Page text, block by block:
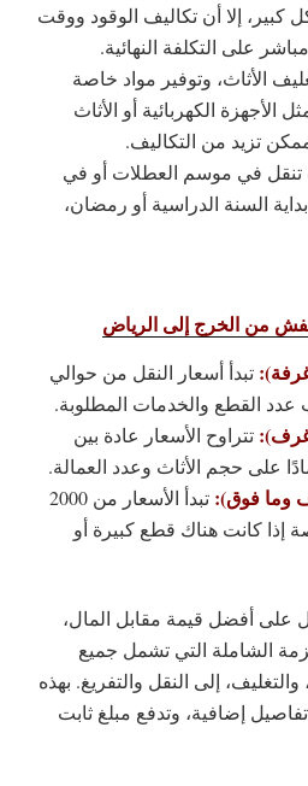
كبير، إلا أن تكاليف الوقود ووقت
على التكلفة النهائية.
الأثاث، وتوفير مواد خاصة
الكهربائية أو الأثاث
تزيد من التكاليف.
تنقل في موسم العطلات أو في
السنة الدراسية أو رمضان،
من الخرج إلى الرياض
تبدأ أسعار النقل من حوالي
تتراوح الأسعار عادة بين
تبدأ الأسعار من 2000
إذا كانت هناك قطع كبيرة أو
أفضل قيمة مقابل المال،
الشاملة التي تشمل جميع
إلى النقل والتفريغ. بهذه
إضافية، وتدفع مبلغ ثابت